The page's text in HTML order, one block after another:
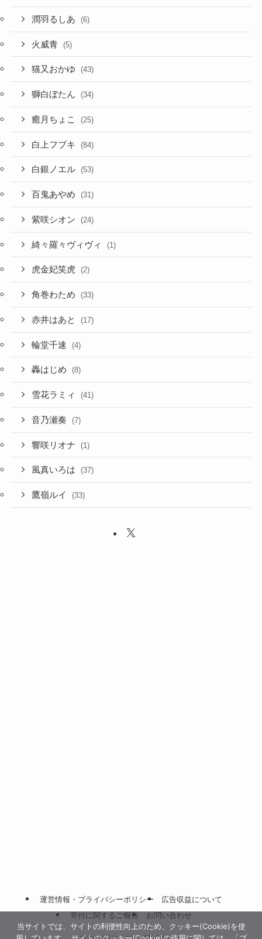
潤羽るしあ (6)
火威青 (5)
猫又おかゆ (43)
獅白ぼたん (34)
癒月ちょこ (25)
白上フブキ (84)
白銀ノエル (53)
百鬼あやめ (31)
紫咲シオン (24)
綺々羅々ヴィヴィ (1)
虎金妃笑虎 (2)
角巻わため (33)
赤井はあと (17)
輪堂千速 (4)
轟はじめ (8)
雪花ラミィ (41)
音乃瀬奏 (7)
響咲リオナ (1)
風真いろは (37)
鷹嶺ルイ (33)
運営情報・プライバシーポリシー
広告収益について
寄付に関するご報告
お問い合わせ
当サイトでは、サイトの利便性向上のため、クッキー(Cookie)を使